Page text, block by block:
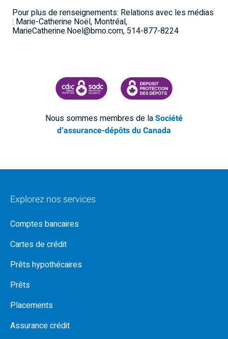
Pour plus de renseignements: Relations avec les médias
: Marie-Catherine Noël, Montréal,
MarieCatherine.Noel@bmo.com, 514-877-8224
SOCIÉTÉ D'ASSURANCE-DÉPÔTS DU CANADA
CDIC PROTECTING YOUR
Nous sommes membres de laSociété
d’assurance-dépôts du Canada
Explorez nos services
Comptes bancaires
Cartes de crédit
Prêts hypothécaires
Prêts
Placements
Assurance crédit